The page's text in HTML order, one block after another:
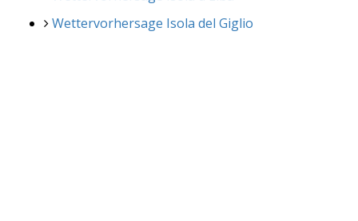
Wettervorhersage Isola del Giglio